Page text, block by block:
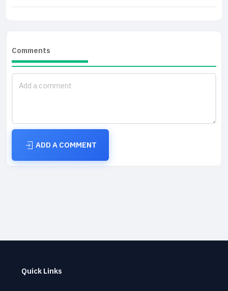
Comments
ADD A COMMENT
Quick Links